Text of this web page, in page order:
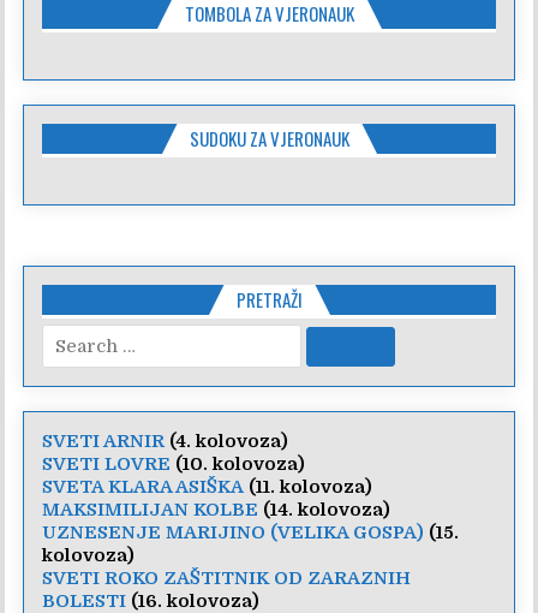
TOMBOLA ZA VJERONAUK
SUDOKU ZA VJERONAUK
PRETRAŽI
Search
for:
SVETI ARNIR (4. kolovoza)
SVETI LOVRE (10. kolovoza)
SVETA KLARA ASIŠKA (11. kolovoza)
MAKSIMILIJAN KOLBE (14. kolovoza)
UZNESENJE MARIJINO (VELIKA GOSPA) (15.
kolovoza)
SVETI ROKO ZAŠTITNIK OD ZARAZNIH
BOLESTI (16. kolovoza)